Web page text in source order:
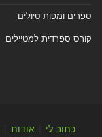
ספרים ומפות טיולים
קורס ספרדית למטיילים
כתוב לי אודות